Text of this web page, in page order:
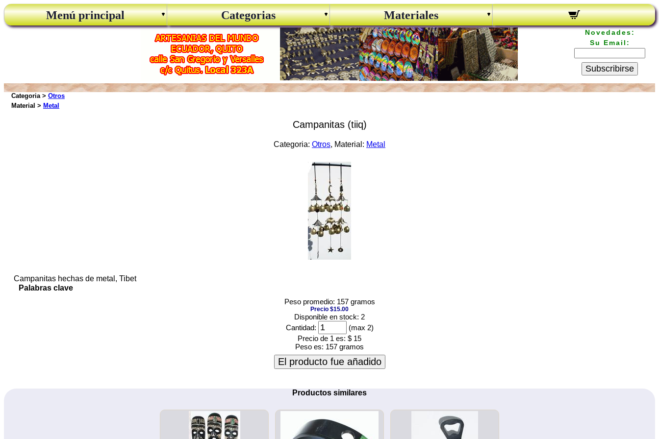
Menú principal Categorias Materiales
Novedades:
Su Email:
Subscribirse
Categoria > Otros
Material > Metal
Campanitas (tiiq)
Categoria: Otros, Material: Metal
Campanitas hechas de metal, Tibet
Palabras clave
Peso promedio: 157 gramos
Precio $15.00
Disponible en stock: 2
Cantidad:
(max 2)
Precio de 1 es: $ 15
Peso es: 157 gramos
El producto fue añadido
Productos similares